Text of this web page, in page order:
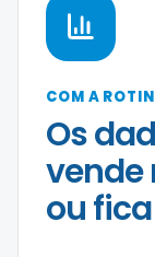
COM A
Os
vende
ou